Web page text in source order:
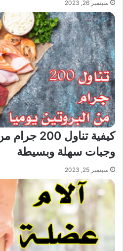
سبتمبر 26, 2023
كيفية تناول
وجبات سهلة وبسيطة
سبتمبر 25, 2023